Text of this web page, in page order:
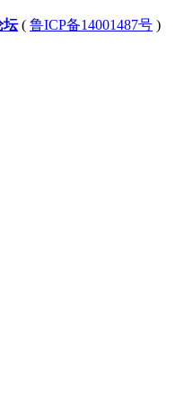
坛( 鲁ICP备14001487号 )